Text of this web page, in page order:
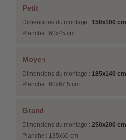
Petit
Dimensions du montage : 150x100 cm
Planche : 60x45 cm
Moyen
Dimensions du montage : 185x140 cm
Planche : 60x67,5 cm
Grand
Dimensions du montage :250x200 cm
Planche : 135x60 cm